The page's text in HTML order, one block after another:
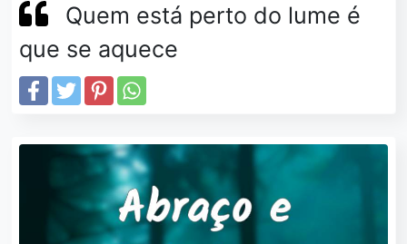
Quem está perto do lume é
que se aquece